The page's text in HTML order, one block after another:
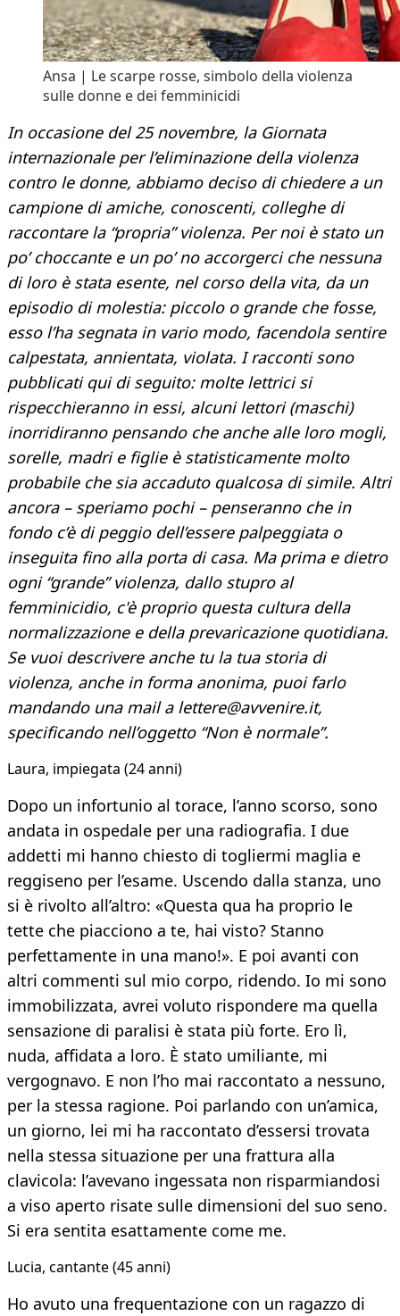
Ansa | Le scarpe rosse, simbolo della violenza
sulle donne e dei femminicidi
In occasione del 25 novembre, la Giornata
internazionale per l’eliminazione della violenza
contro le donne, abbiamo deciso di chiedere a un
campione di amiche, conoscenti, colleghe di
raccontare la “propria” violenza. Per noi è stato un
po’ choccante e un po’ no accorgerci che nessuna
di loro è stata esente, nel corso della vita, da un
episodio di molestia: piccolo o grande che fosse,
esso l’ha segnata in vario modo, facendola sentire
calpestata, annientata, violata. I racconti sono
pubblicati qui di seguito: molte lettrici si
rispecchieranno in essi, alcuni lettori (maschi)
inorridiranno pensando che anche alle loro mogli,
sorelle, madri e figlie è statisticamente molto
probabile che sia accaduto qualcosa di simile. Altri
ancora – speriamo pochi – penseranno che in
fondo c’è di peggio dell’essere palpeggiata o
inseguita fino alla porta di casa. Ma prima e dietro
ogni “grande” violenza, dallo stupro al
femminicidio, c'è proprio questa cultura della
normalizzazione e della prevaricazione quotidiana.
Se vuoi descrivere anche tu la tua storia di
violenza, anche in forma anonima, puoi farlo
mandando una mail a lettere@avvenire.it,
specificando nell’oggetto “Non è normale”.
Laura, impiegata (24 anni)
Dopo un infortunio al torace, l’anno scorso, sono
andata in ospedale per una radiografia. I due
addetti mi hanno chiesto di togliermi maglia e
reggiseno per l’esame. Uscendo dalla stanza, uno
si è rivolto all’altro: «Questa qua ha proprio le
tette che piacciono a te, hai visto? Stanno
perfettamente in una mano!». E poi avanti con
altri commenti sul mio corpo, ridendo. Io mi sono
immobilizzata, avrei voluto rispondere ma quella
sensazione di paralisi è stata più forte. Ero lì,
nuda, affidata a loro. È stato umiliante, mi
vergognavo. E non l’ho mai raccontato a nessuno,
per la stessa ragione. Poi parlando con un’amica,
un giorno, lei mi ha raccontato d’essersi trovata
nella stessa situazione per una frattura alla
clavicola: l’avevano ingessata non risparmiandosi
a viso aperto risate sulle dimensioni del suo seno.
Si era sentita esattamente come me.
Lucia, cantante (45 anni)​
Ho avuto una frequentazione con un ragazzo di